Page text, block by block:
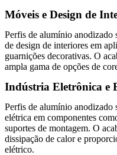
Móveis e Design de
Perfis de alumínio anodizado
de design de interiores em
guarnições decorativas. O
ampla gama de opções de
Indústria Eletrônica e
Perfis de alumínio anodizado
elétrica em componentes
suportes de montagem. O
dissipação de calor e
elétrico.